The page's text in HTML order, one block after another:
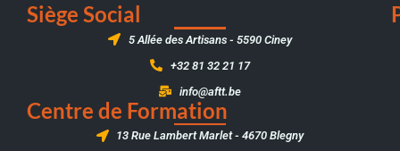
Siège Social
5 Allée des Artisans - 5590 Ciney
+32 81 32 21 17
info@aftt.be
Centre de Formation
13 Rue Lambert Marlet - 4670 Blegny